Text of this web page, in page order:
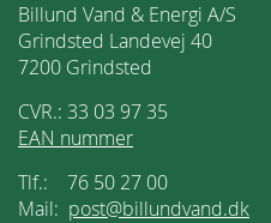
Billund Vand & Energi A/S
Grindsted Landevej 40
7200 Grindsted
CVR.: 33 03 97 35
EAN nummer
Tlf.: 76 50 27 00
Mail: post@billundvand.dk